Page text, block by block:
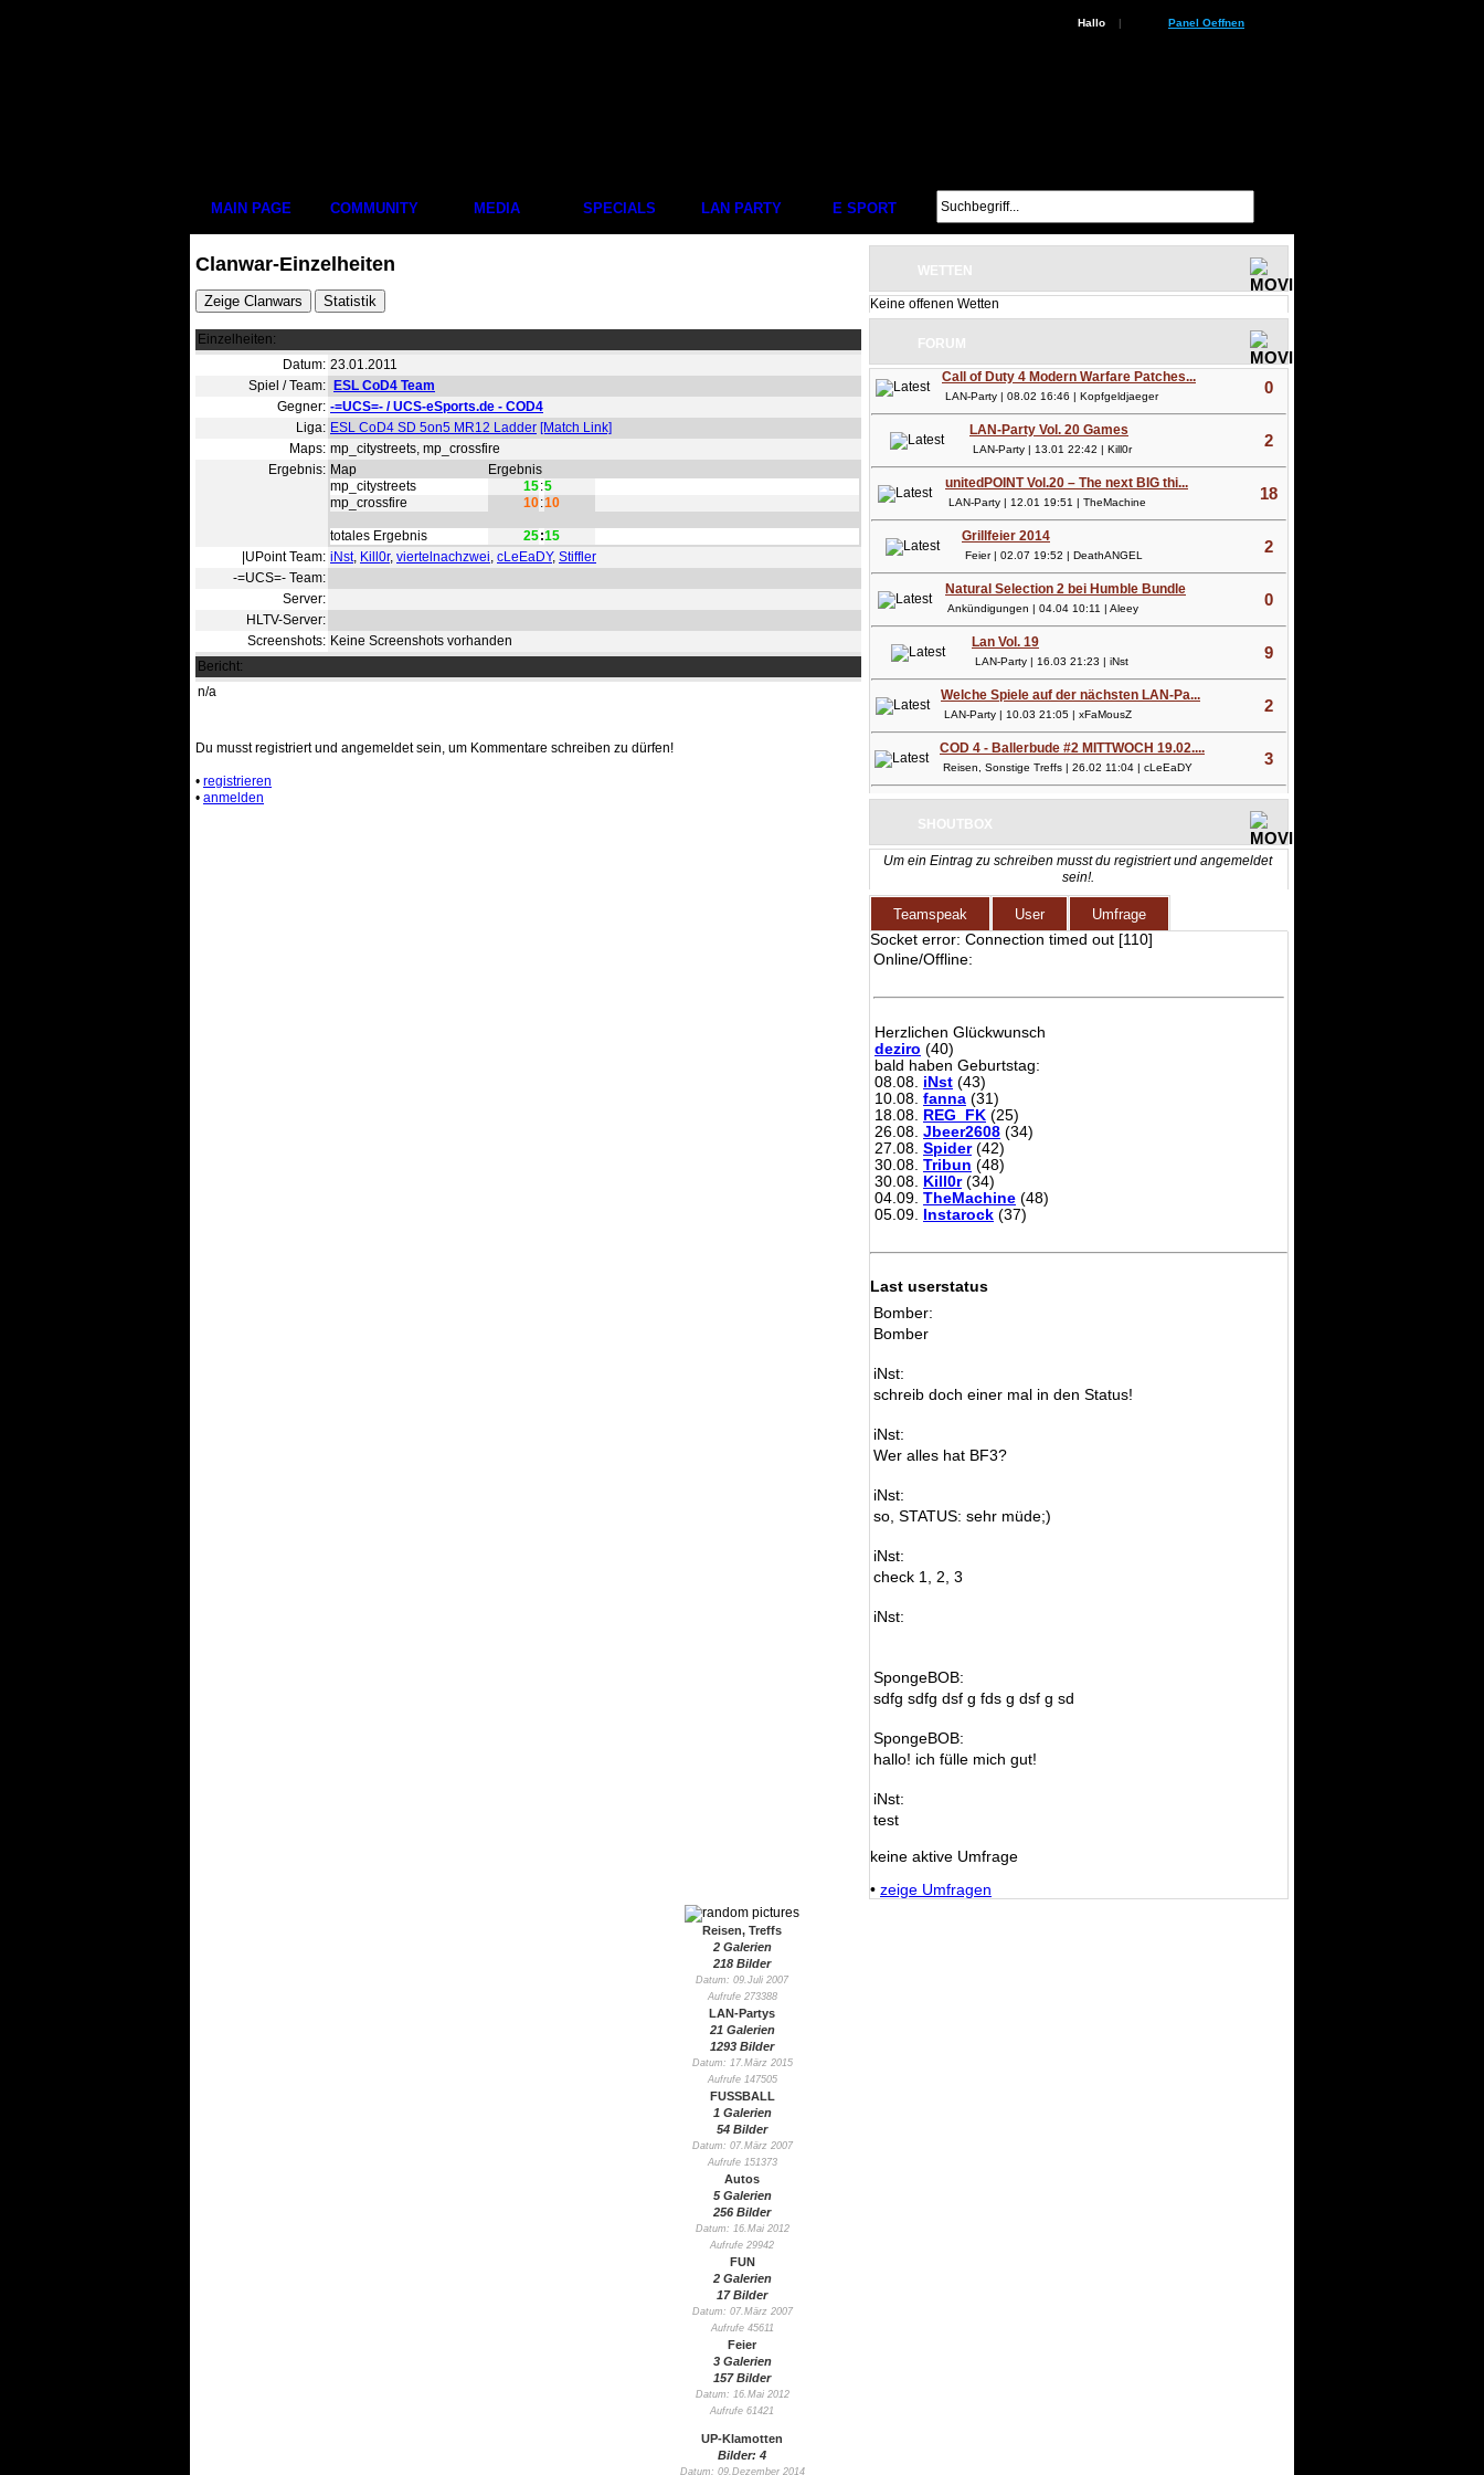
Hallo | Panel Oeffnen
MAIN PAGE COMMUNITY MEDIA SPECIALS LAN PARTY E SPORT
Clanwar-Einzelheiten
Einzelheiten:
Datum: 23.01.2011
Spiel / Team: ESL CoD4 Team
Gegner: -=UCS=- / UCS-eSports.de - COD4
Liga: ESL CoD4 SD 5on5 MR12 Ladder [Match Link]
Maps: mp_citystreets, mp_crossfire
Ergebnis: Map
Ergebnis
mp_citystreets
15:5
mp_crossfire
10:10
totales Ergebnis 25:15
|UPoint Team: iNst, Kill0r, viertelnachzwei, cLeEaDY, Stiffler
-=UCS=- Team:
Server:
HLTV-Server:
Screenshots: Keine Screenshots vorhanden
Bericht:
n/a
Du musst registriert und angemeldet sein, um Kommentare schreiben zu dürfen!
• registrieren
• anmelden
WETTEN
Keine offenen Wetten
FORUM
Call of Duty 4 Modern Warfare Patches...
0
LAN-Party | 08.02 16:46 | Kopfgeldjaeger
LAN-Party Vol. 20 Games
2
LAN-Party | 13.01 22:42 | Kill0r
unitedPOINT Vol.20 – The next BIG thi...
18
LAN-Party | 12.01 19:51 | TheMachine
Grillfeier 2014
2
Feier | 02.07 19:52 | DeathANGEL
Natural Selection 2 bei Humble Bundle
0
Ankündigungen | 04.04 10:11 | Aleey
Lan Vol. 19
9
LAN-Party | 16.03 21:23 | iNst
Welche Spiele auf der nächsten LAN-Pa...
2
LAN-Party | 10.03 21:05 | xFaMousZ
COD 4 - Ballerbude #2 MITTWOCH 19.02....
3
Reisen, Sonstige Treffs | 26.02 11:04 | cLeEaDY
SHOUTBOX
Um ein Eintrag zu schreiben musst du registriert und angemeldet
sein!.
Teamspeak User Umfrage
Socket error: Connection timed out [110]
Online/Offline:
Herzlichen Glückwunsch
deziro (40)
bald haben Geburtstag:
08.08. iNst (43)
10.08. fanna (31)
18.08. REG_FK (25)
26.08. Jbeer2608 (34)
27.08. Spider(42)
30.08. Tribun (48)
30.08. Kill0r(34)
04.09. TheMachine (48)
05.09. Instarock (37)
Last userstatus
Bomber:
Bomber
iNst:
schreib doch einer mal in den Status!
iNst:
Wer alles hat BF3?
iNst:
so, STATUS: sehr müde;)
iNst:
check 1, 2, 3
iNst:
SpongeBOB:
sdfg sdfg dsf g fds g dsf g sd
SpongeBOB:
hallo! ich fülle mich gut!
iNst:
test
keine aktive Umfrage
• zeige Umfragen
Reisen, Treffs
2 Galerien
218 Bilder
Datum: 09.Juli 2007
Aufrufe 273388
LAN-Partys
21 Galerien
1293 Bilder
Datum: 17.März 2015
Aufrufe 147505
FUSSBALL
1 Galerien
54 Bilder
Datum: 07.März 2007
Aufrufe 151373
Autos
5 Galerien
256 Bilder
Datum: 16.Mai 2012
Aufrufe 29942
FUN
2 Galerien
17 Bilder
Datum: 07.März 2007
Aufrufe 45611
Feier
3 Galerien
157 Bilder
Datum: 16.Mai 2012
Aufrufe 61421
UP-Klamotten
Bilder: 4
Datum: 09.Dezember 2014